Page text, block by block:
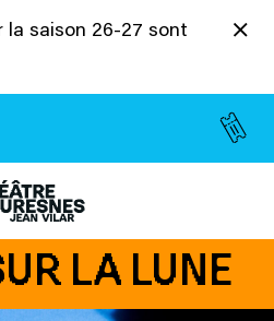
la saison 26-27 sont
LA LUNE